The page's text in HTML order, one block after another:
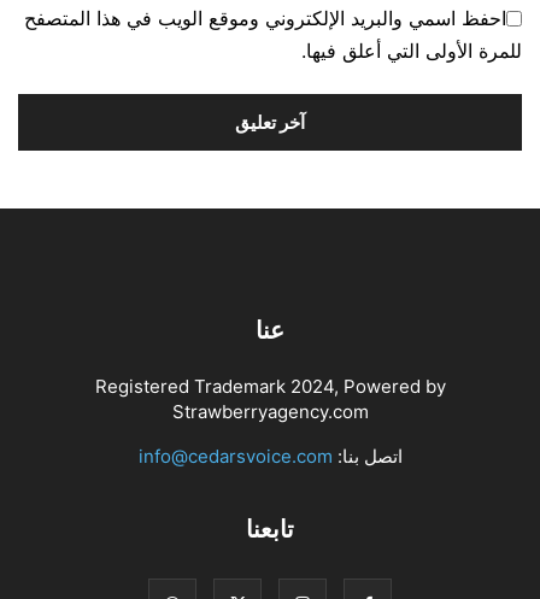
احفظ اسمي والبريد الإلكتروني وموقع الويب في هذا المتصفح
للمرة الأولى التي أعلق فيها.
عنا
Registered Trademark 2024, Powered by
Strawberryagency.com
اتصل بنا: info@cedarsvoice.com
تابعنا